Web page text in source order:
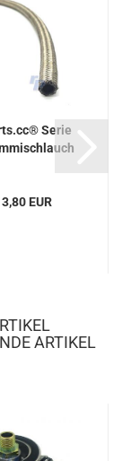
Serie
EUR
ARTIKEL